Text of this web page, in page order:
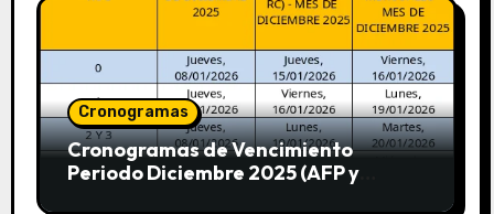
Cronogramas
Cronogramas de Vencimiento
Periodo Diciembre 2025 (AFP y